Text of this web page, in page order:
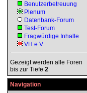
Benutzerbetreuung
Plenum
Datenbank-Forum
Test-Forum
Fragwürdige Inhalte
VH e.V.
Gezeigt werden alle Foren
bis zur Tiefe 2
Navigation